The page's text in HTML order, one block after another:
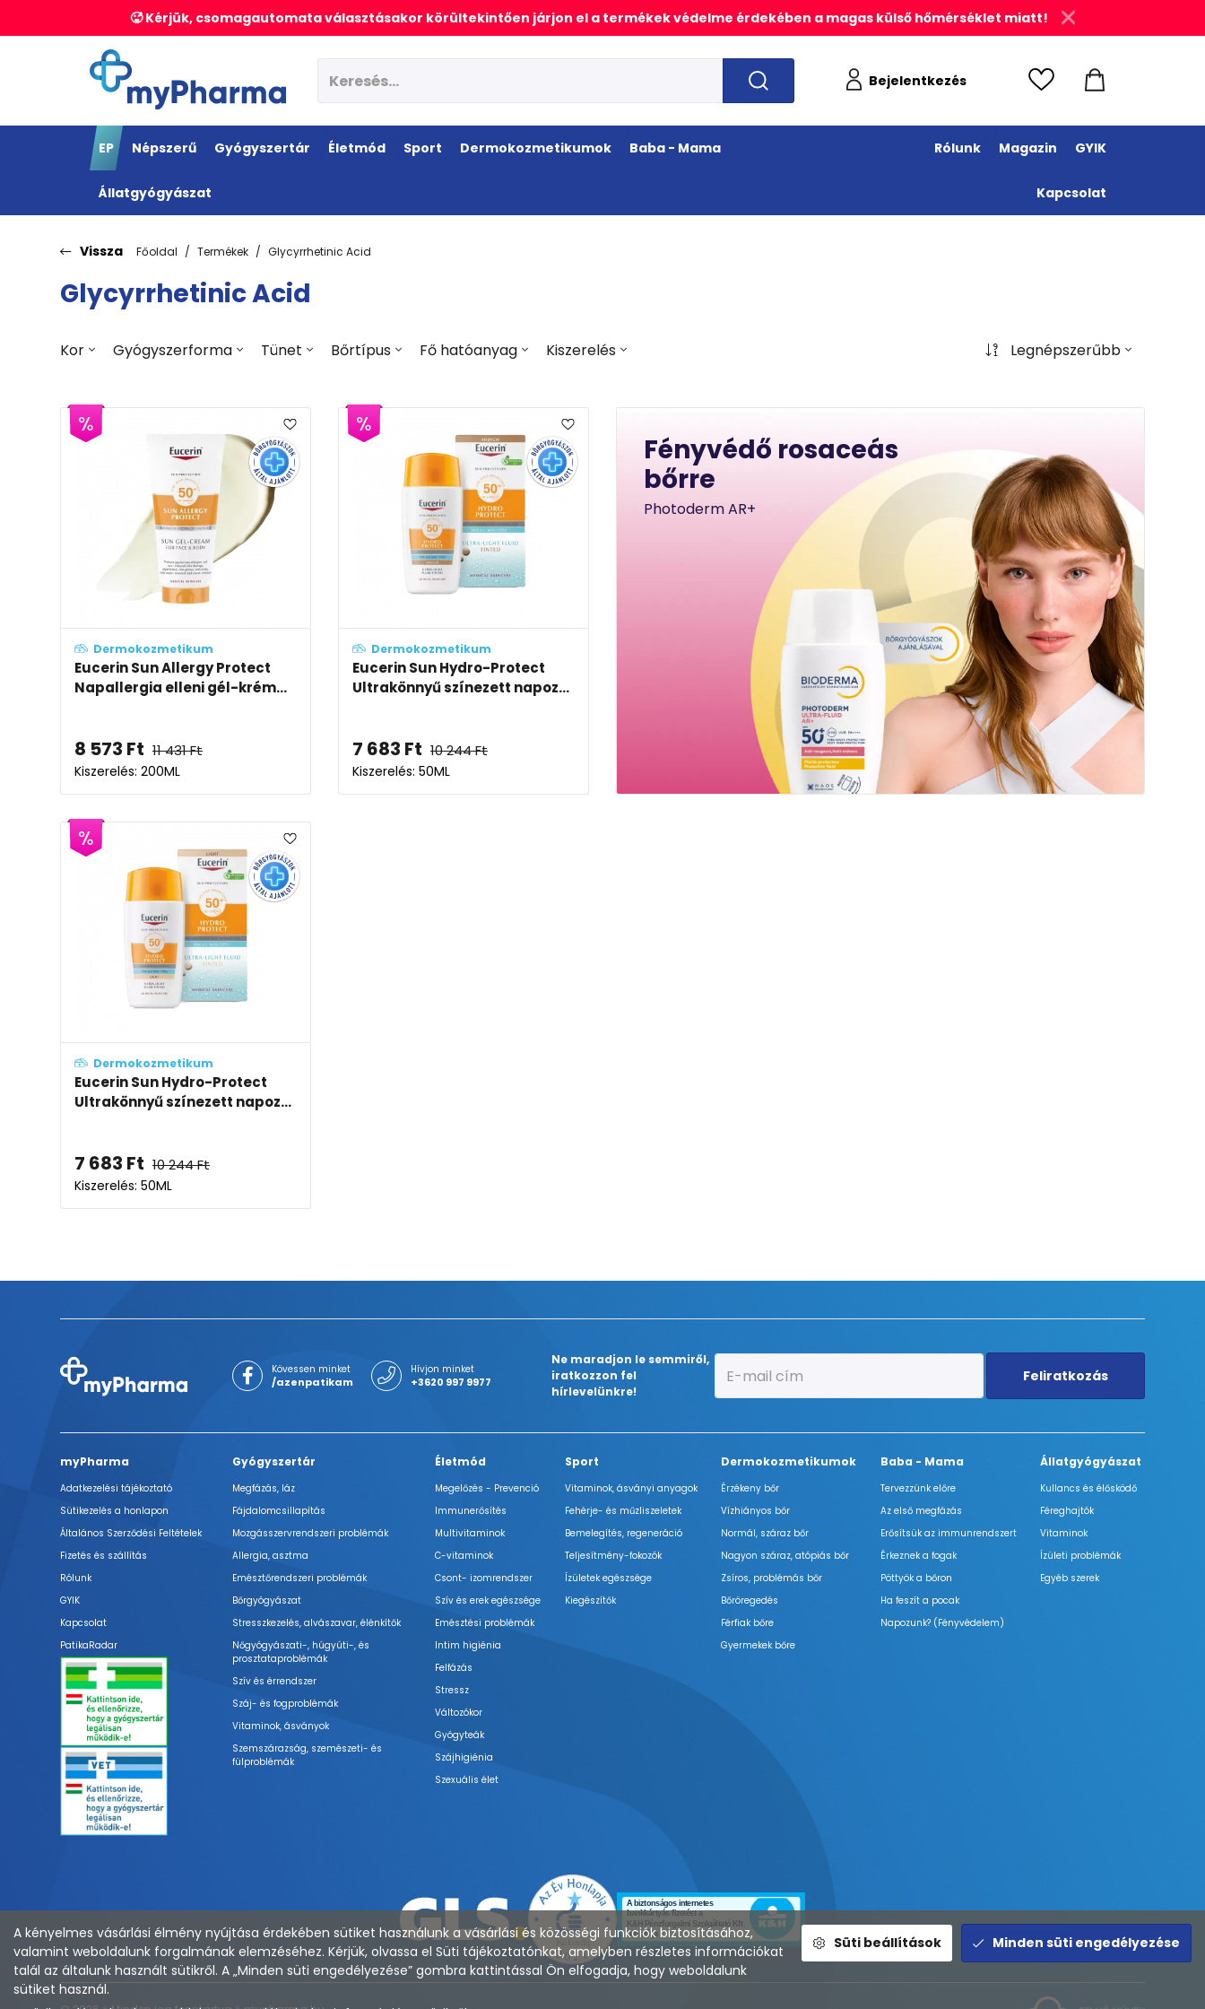
🥵 Kérjük, csomagautomata választásakor körültekintően járjon el a termékek védelme érdekében a magas külső hőmérséklet miatt!
Bejelentkezés
EP Népszerű Gyógyszertár Életmód Sport Dermokozmetikumok Baba - Mama
Állatgyógyászat
Rólunk Magazin GYIK
Kapcsolat
Vissza Főoldal Termékek Glycyrrhetinic Acid
Glycyrrhetinic Acid
Kor Gyógyszerforma Tünet Bőrtípus Fő hatóanyag Kiszerelés Legnépszerűbb
Dermokozmetikum
Eucerin Sun Allergy Protect
Napallergia elleni gél-krém...
8 573 Ft 11 431Ft
Kiszerelés: 200ML
Dermokozmetikum
Eucerin Sun Hydro-Protect
Ultrakönnyű színezett napoz...
7 683 Ft 10 244Ft
Kiszerelés: 50ML
Fényvédő rosaceás
bőrre
Photoderm AR+
Dermokozmetikum
Eucerin Sun Hydro-Protect
Ultrakönnyű színezett napoz...
7 683 Ft 10 244Ft
Kiszerelés: 50ML
Kövessen minket
/azenpatikam
Hívjon minket
+3620 997 9977
Ne maradjon le semmiről,
iratkozzon fel
hírlevelünkre!
Feliratkozás
myPharma
Adatkezelési tájékoztató
Sütikezelés a honlapon
Általános Szerződési Feltételek
Fizetés és szállítás
Rólunk
GYIK
Kapcsolat
PatikaRadar
Gyógyszertár
Megfázás, láz
Fájdalomcsillapítás
Mozgásszervrendszeri problémák
Allergia, asztma
Emésztőrendszeri problémák
Bőrgyógyászat
Stresszkezelés, alvászavar, élénkítők
Nőgyógyászati-, húgyúti-, és
prosztataproblémák
Szív és érrendszer
Száj- és fogproblémák
Vitaminok, ásványok
Szemszárazság, szemészeti- és
fülproblémák
Életmód
Megelőzés - Prevenció
Immunerősítés
Multivitaminok
C-vitaminok
Csont- izomrendszer
Szív és erek egészsége
Emésztési problémák
Intim higiénia
Felfázás
Stressz
Változókor
Gyógyteák
Szájhigiénia
Szexuális élet
Sport
Vitaminok, ásványi anyagok
Fehérje- és műzliszeletek
Bemelegítés, regeneráció
Teljesítmény-fokozók
Ízületek egészsége
Kiegészítők
Dermokozmetikumok
Érzékeny bőr
Vízhiányos bőr
Normál, száraz bőr
Nagyon száraz, atópiás bőr
Zsíros, problémás bőr
Bőröregedés
Férfiak bőre
Gyermekek bőre
Baba - Mama
Tervezzünk előre
Az első megfázás
Erősítsük az immunrendszert
Érkeznek a fogak
Pöttyök a bőron
Ha feszít a pocak
Napozunk? (Fényvédelem)
Állatgyógyászat
Kullancs és élősködő
Féreghajtók
Vitaminok
Ízületi problémák
Egyéb szerek
Süti beállítások Minden süti engedélyezése
A kényelmes vásárlási élmény nyújtása érdekében sütiket használunk a vásárlási és közösségi funkciók biztosításához,
valamint weboldalunk forgalmának elemzéséhez. Kérjük, olvassa el Süti tájékoztatónkat, amelyben részletes információkat
talál az általunk használt sütikről. A „Minden süti engedélyezése” gombra kattintással Ön elfogadja, hogy weboldalunk
sütiket használ.